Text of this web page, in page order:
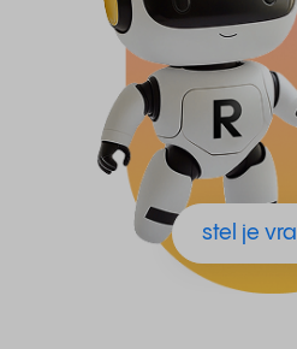
stel je